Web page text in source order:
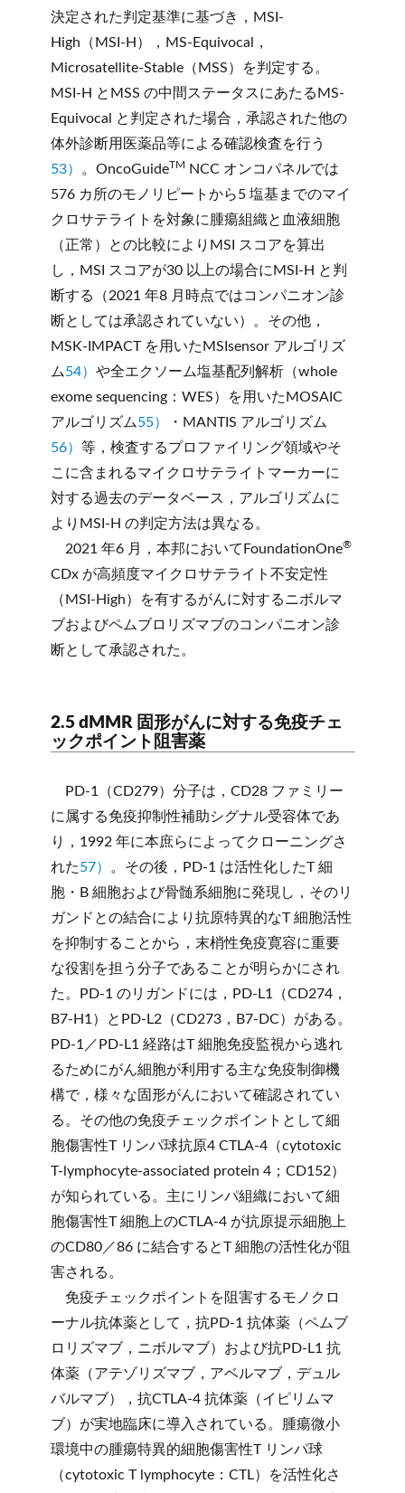
決定された判定基準に基づき，MSI-
High（MSI-H），MS-Equivocal，
Microsatellite-Stable（MSS）を判定する。
MSI-H とMSS の中間ステータスにあたるMS-
Equivocal と判定された場合，承認された他の
体外診断用医薬品等による確認検査を行う
53）
。OncoGuideTM NCC オンコパネルでは
576 カ所のモノリピートから5 塩基までのマイ
クロサテライトを対象に腫瘍組織と血液細胞
（正常）との比較によりMSI スコアを算出
し，MSI スコアが30 以上の場合にMSI-H と判
断する（2021 年8 月時点ではコンパニオン診
断としては承認されていない）。その他，
MSK-IMPACT を用いたMSIsensor アルゴリズ
ム54）や全エクソーム塩基配列解析（whole
exome sequencing：WES）を用いたMOSAIC
アルゴリズム55）
・MANTIS アルゴリズム
56）等，検査するプロファイリング領域やそ
こに含まれるマイクロサテライトマーカーに
対する過去のデータベース，アルゴリズムに
よりMSI-H の判定方法は異なる。
2021 年6 月，本邦においてFoundationOne®
CDx が高頻度マイクロサテライト不安定性
（MSI-High）を有するがんに対するニボルマ
ブおよびペムブロリズマブのコンパニオン診
断として承認された。
2.5 dMMR 固形がんに対する免疫チェ
ックポイント阻害薬
PD-1（CD279）分子は，CD28 ファミリー
に属する免疫抑制性補助シグナル受容体であ
り，1992 年に本庶らによってクローニングさ
れた57）
。その後，PD-1 は活性化したT 細
胞・B 細胞および骨髄系細胞に発現し，そのリ
ガンドとの結合により抗原特異的なT 細胞活性
を抑制することから，末梢性免疫寛容に重要
な役割を担う分子であることが明らかにされ
た。PD-1 のリガンドには，PD-L1（CD274，
B7-H1）とPD-L2（CD273，B7-DC）がある。
PD-1／PD-L1 経路はT 細胞免疫監視から逃れ
るためにがん細胞が利用する主な免疫制御機
構で，様々な固形がんにおいて確認されてい
る。その他の免疫チェックポイントとして細
胞傷害性T リンパ球抗原4 CTLA-4（cytotoxic
T-lymphocyte-associated protein 4；CD152）
が知られている。主にリンパ組織において細
胞傷害性T 細胞上のCTLA-4 が抗原提示細胞上
のCD80／86 に結合するとT 細胞の活性化が阻
害される。
免疫チェックポイントを阻害するモノクロ
ーナル抗体薬として，抗PD-1 抗体薬（ペムブ
ロリズマブ，ニボルマブ）および抗PD-L1 抗
体薬（アテゾリズマブ，アベルマブ，デュル
バルマブ），抗CTLA-4 抗体薬（イピリムマ
ブ）が実地臨床に導入されている。腫瘍微小
環境中の腫瘍特異的細胞傷害性T リンパ球
（cytotoxic T lymphocyte：CTL）を活性化さ